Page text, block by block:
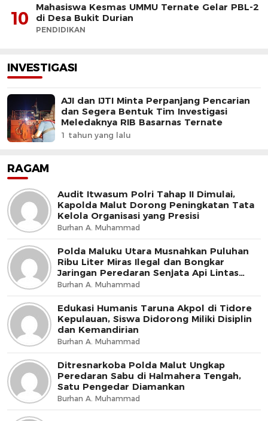
10
Mahasiswa Kesmas UMMU Ternate Gelar PBL-2
di Desa Bukit Durian
PENDIDIKAN
INVESTIGASI
AJI dan IJTI Minta Perpanjang Pencarian
dan Segera Bentuk Tim Investigasi
Meledaknya RIB Basarnas Ternate
1 tahun yang lalu
RAGAM
Audit Itwasum Polri Tahap II Dimulai,
Kapolda Malut Dorong Peningkatan Tata
Kelola Organisasi yang Presisi
Burhan A. Muhammad
Polda Maluku Utara Musnahkan Puluhan
Ribu Liter Miras Ilegal dan Bongkar
Jaringan Peredaran Senjata Api Lintas
Negara
Burhan A. Muhammad
Edukasi Humanis Taruna Akpol di Tidore
Kepulauan, Siswa Didorong Miliki Disiplin
dan Kemandirian
Burhan A. Muhammad
Ditresnarkoba Polda Malut Ungkap
Peredaran Sabu di Halmahera Tengah,
Satu Pengedar Diamankan
Burhan A. Muhammad